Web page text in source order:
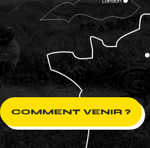
COMMENT VENIR ?